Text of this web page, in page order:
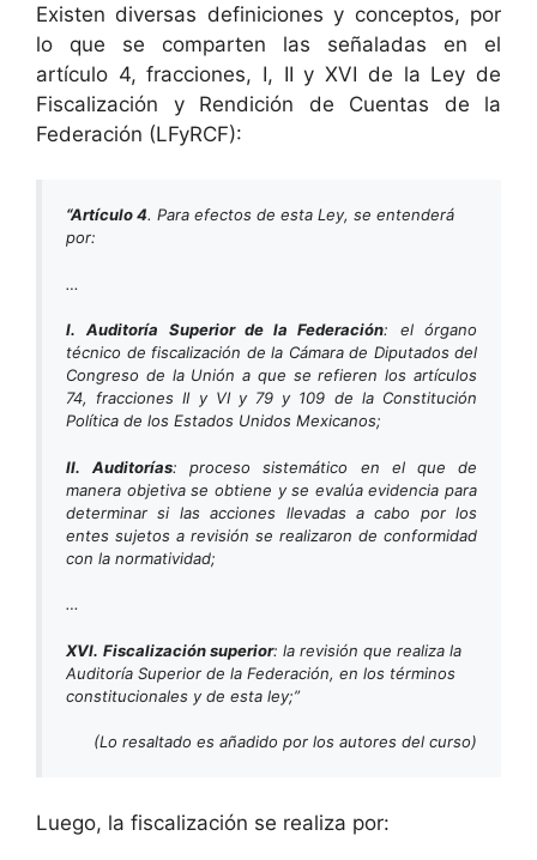
Existen diversas definiciones y conceptos, por
lo que se comparten las señaladas en el
artículo 4, fracciones, I, II y XVI de la Ley de
Fiscalización y Rendición de Cuentas de la
Federación (LFyRCF):
“Artículo 4. Para efectos de esta Ley, se entenderá
por:
…
I. Auditoría Superior de la Federación: el órgano
técnico de fiscalización de la Cámara de Diputados del
Congreso de la Unión a que se refieren los artículos
74, fracciones II y VI y 79 y 109 de la Constitución
Política de los Estados Unidos Mexicanos;
II. Auditorías:proceso sistemático en el que de
manera objetiva se obtiene y se evalúa evidencia para
determinar si las acciones llevadas a cabo por los
entes sujetos a revisión se realizaron de conformidad
con la normatividad;
…
XVI. Fiscalización superior: la revisión que realiza la
Auditoría Superior de la Federación, en los términos
constitucionales y de esta ley;”
(Lo resaltado es añadido por los autores del curso)
Luego, la fiscalización se realiza por: